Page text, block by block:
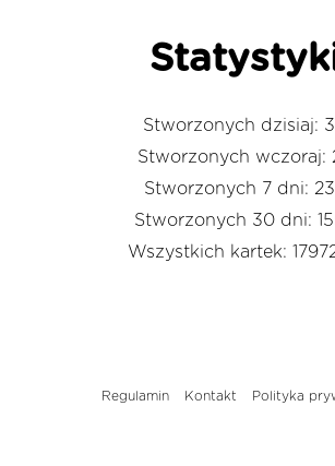
Stworzonych dzisiaj:
Stworzonych wczoraj:
Stworzonych 7 dni:
Stworzonych 30 dni:
Wszystkich kartek:
Regulamin Kontakt Polityka